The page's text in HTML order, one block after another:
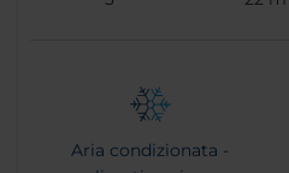
Aria condizionata -